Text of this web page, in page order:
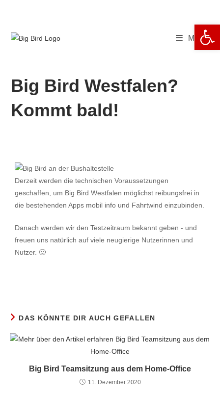
Menü
Big Bird Westfalen?
Kommt bald!
Derzeit werden die technischen Voraussetzungen
geschaffen, um Big Bird Westfalen möglichst reibungsfrei in
die bestehenden Apps mobil info und Fahrtwind einzubinden.
Danach werden wir den Testzeitraum bekannt geben - und
freuen uns natürlich auf viele neugierige Nutzerinnen und
Nutzer. 🙂
DAS KÖNNTE DIR AUCH GEFALLEN
Big Bird Teamsitzung aus dem Home-Office
11. Dezember 2020